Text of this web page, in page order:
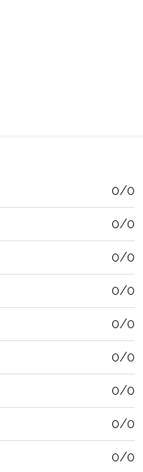
0/0
0/0
0/0
0/0
0/0
0/0
0/0
0/0
0/0